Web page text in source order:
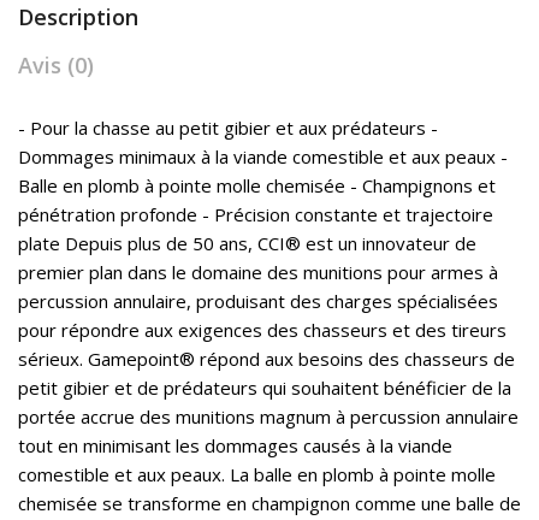
Description
Avis (0)
- Pour la chasse au petit gibier et aux prédateurs -
Dommages minimaux à la viande comestible et aux peaux -
Balle en plomb à pointe molle chemisée - Champignons et
pénétration profonde - Précision constante et trajectoire
plate Depuis plus de 50 ans, CCI® est un innovateur de
premier plan dans le domaine des munitions pour armes à
percussion annulaire, produisant des charges spécialisées
pour répondre aux exigences des chasseurs et des tireurs
sérieux. Gamepoint® répond aux besoins des chasseurs de
petit gibier et de prédateurs qui souhaitent bénéficier de la
portée accrue des munitions magnum à percussion annulaire
tout en minimisant les dommages causés à la viande
comestible et aux peaux. La balle en plomb à pointe molle
chemisée se transforme en champignon comme une balle de